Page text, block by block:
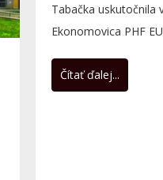
Tabačka uskutočnila
Ekonomovica PHF
Čítať ďalej...